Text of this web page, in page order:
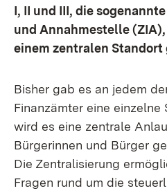
I, II und III, die
und Annahmestelle (ZIA),
einem zentralen
Bisher gab es an jedem
Finanzämter eine
wird es eine zentrale
Bürgerinnen und Bürger
Die Zentralisierung
Fragen rund um die